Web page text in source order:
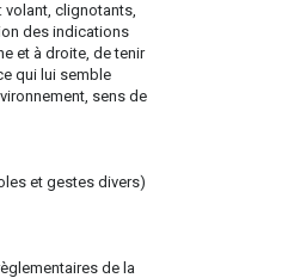
volant, clignotants,
des indications
et à droite, de tenir
qui lui semble
sens de
et gestes divers)
de la